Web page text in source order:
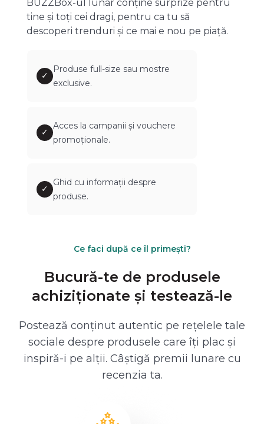
BUZZBox-ul lunar conține surprize pentru
tine și toți cei dragi, pentru ca tu să
descoperi trenduri și ce mai e nou pe piață.
✓
Produse full-size sau mostre
exclusive.
✓
Acces la campanii și vouchere
promoționale.
✓
Ghid cu informații despre
produse.
Ce faci după ce îl primești?
Bucură-te de produsele
achiziționate și testează-le
Postează conținut autentic pe rețelele tale
sociale despre produsele care îți plac și
inspiră-i pe alții. Câștigă premii lunare cu
recenzia ta.